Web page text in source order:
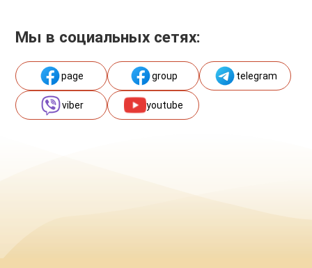
Мы в социальных сетях:
page group telegram
viber youtube